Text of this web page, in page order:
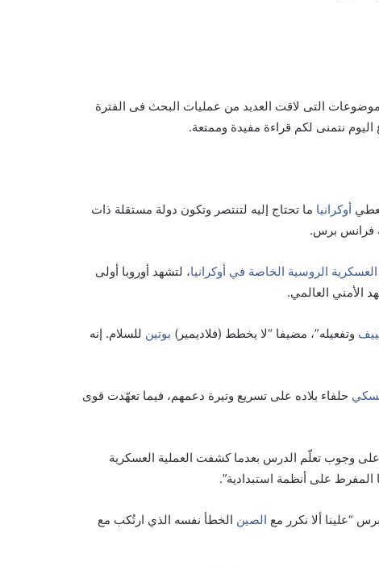
التى لاقت العديد من عمليات البحث فى الفترة
نتمنى لكم قراءة مفيدة وممتعة.
أوكرانيا ما تحتاج إليه لتنتصر وتكون دولة مستقلة ذات
فرانس برس.
العسكرية الروسية الخاصة في أوكرانيا، لتشهد أوروبا أولى
الأمني العالمي.
وتفعيله”، مضيفا “لا يخطط (فلاديمير) بوتين للسلام. إنه
حلفاء بلاده على تسريع وتيرة دعمهم، فيما تعهّدت قوى
وجوب تعلّم الدرس بعدما كشفت العملية العسكرية
المفرط على أنظمة استبدادية”.
“علينا ألا نكرر مع الصين الخطأ نفسه الذي ارتُكب مع